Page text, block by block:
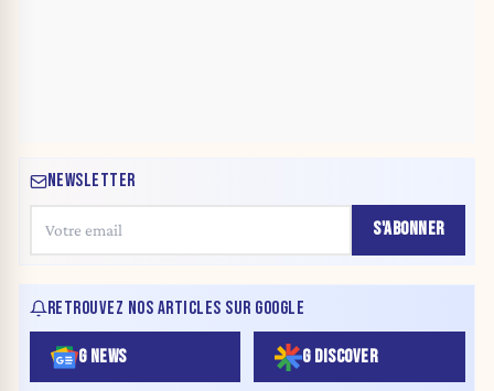
NEWSLETTER
S'ABONNER
RETROUVEZ NOS ARTICLES SUR GOOGLE
G NEWS G DISCOVER